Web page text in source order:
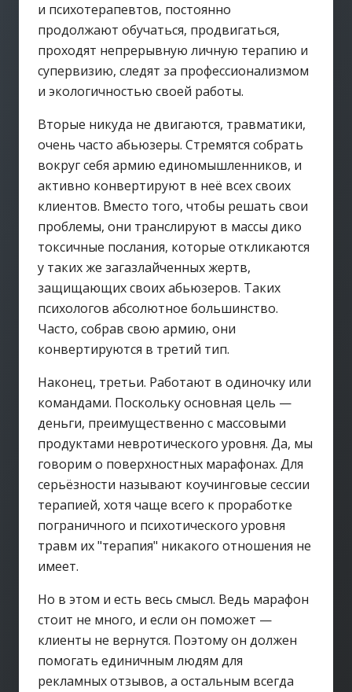
и психотерапевтов, постоянно
продолжают обучаться, продвигаться,
проходят непрерывную личную терапию и
супервизию, следят за профессионализмом
и экологичностью своей работы.
Вторые никуда не двигаются, травматики,
очень часто абьюзеры. Стремятся собрать
вокруг себя армию единомышленников, и
активно конвертируют в неё всех своих
клиентов. Вместо того, чтобы решать свои
проблемы, они транслируют в массы дико
токсичные послания, которые откликаются
у таких же загазлайченных жертв,
защищающих своих абьюзеров. Таких
психологов абсолютное большинство.
Часто, собрав свою армию, они
конвертируются в третий тип.
Наконец, третьи. Работают в одиночку или
командами. Поскольку основная цель —
деньги, преимущественно с массовыми
продуктами невротического уровня. Да, мы
говорим о поверхностных марафонах. Для
серьёзности называют коучинговые сессии
терапией, хотя чаще всего к проработке
пограничного и психотического уровня
травм их "терапия" никакого отношения не
имеет.
Но в этом и есть весь смысл. Ведь марафон
стоит не много, и если он поможет —
клиенты не вернутся. Поэтому он должен
помогать единичным людям для
рекламных отзывов, а остальным всегда